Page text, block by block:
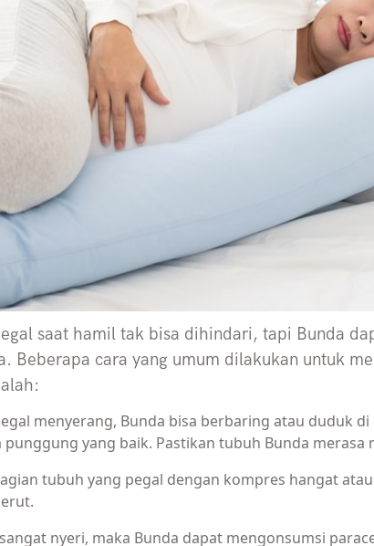
saat hamil tak bisa dihindari, tapi Bunda
Beberapa cara yang umum dilakukan untuk
menyerang, Bunda bisa berbaring atau duduk
punggung yang baik. Pastikan tubuh Bunda merasa
tubuh yang pegal dengan kompres hangat
nyeri, maka Bunda dapat mengonsumsi